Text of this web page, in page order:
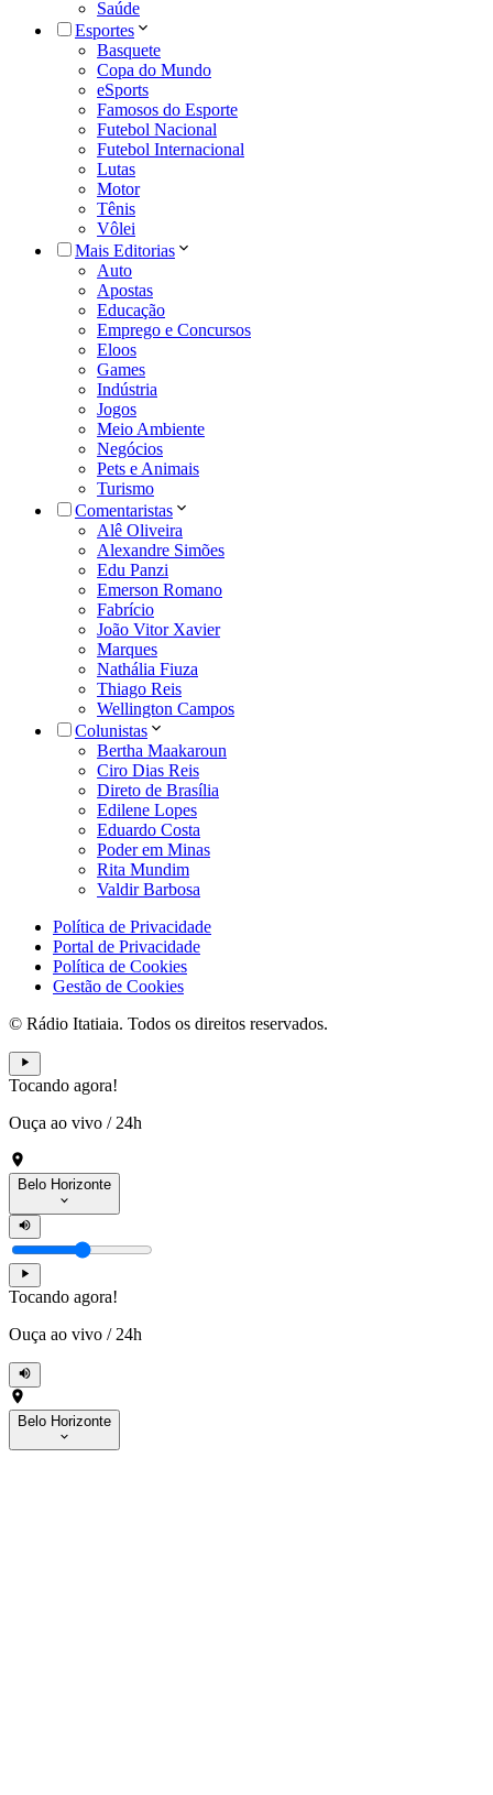
Saúde
Esportes
Basquete
Copa do Mundo
eSports
Famosos do Esporte
Futebol Nacional
Futebol Internacional
Lutas
Motor
Tênis
Vôlei
Mais Editorias
Auto
Apostas
Educação
Emprego e Concursos
Eloos
Games
Indústria
Jogos
Meio Ambiente
Negócios
Pets e Animais
Turismo
Comentaristas
Alê Oliveira
Alexandre Simões
Edu Panzi
Emerson Romano
Fabrício
João Vitor Xavier
Marques
Nathália Fiuza
Thiago Reis
Wellington Campos
Colunistas
Bertha Maakaroun
Ciro Dias Reis
Direto de Brasília
Edilene Lopes
Eduardo Costa
Poder em Minas
Rita Mundim
Valdir Barbosa
Política de Privacidade
Portal de Privacidade
Política de Cookies
Gestão de Cookies
© Rádio Itatiaia. Todos os direitos reservados.
Tocando agora!
Ouça ao vivo / 24h
Belo Horizonte
Tocando agora!
Ouça ao vivo / 24h
Belo Horizonte